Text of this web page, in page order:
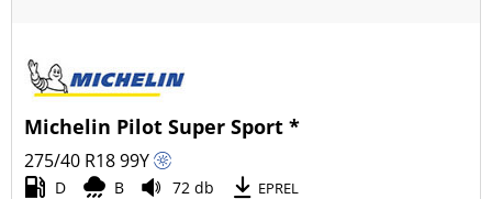
Michelin Pilot Super Sport *
275/40 R1899Y
D B 72 db EPREL